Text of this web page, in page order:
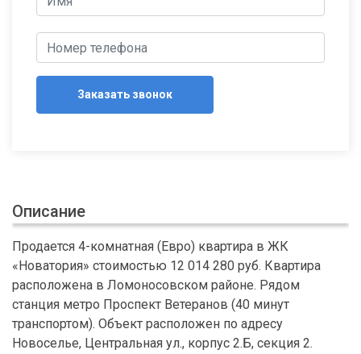
Заказать звонок
Описание
Продается 4-комнатная (Евро) квартира в ЖК
«Новатория» стоимостью 12 014 280 руб. Квартира
расположена в Ломоносовском районе. Рядом
станция метро Проспект Ветеранов (40 минут
транспортом). Объект расположен по адресу
Новоселье, Центральная ул., корпус 2.Б, секция 2.